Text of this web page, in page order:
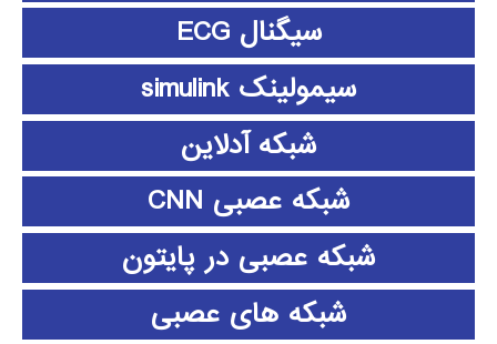
سیگنال ECG
سیمولینک simulink
شبکه آدلاین
شبکه عصبی CNN
شبکه عصبی در پایتون
شبکه های عصبی